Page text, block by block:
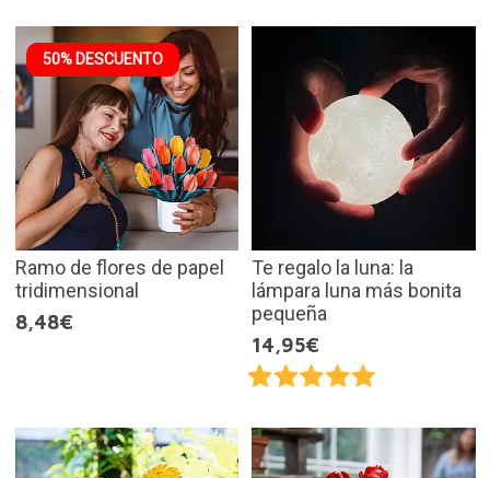
50% DESCUENTO
Ramo de flores de papel
tridimensional
8,48€
Te regalo la luna: la
lámpara luna más bonita
pequeña
14,95€